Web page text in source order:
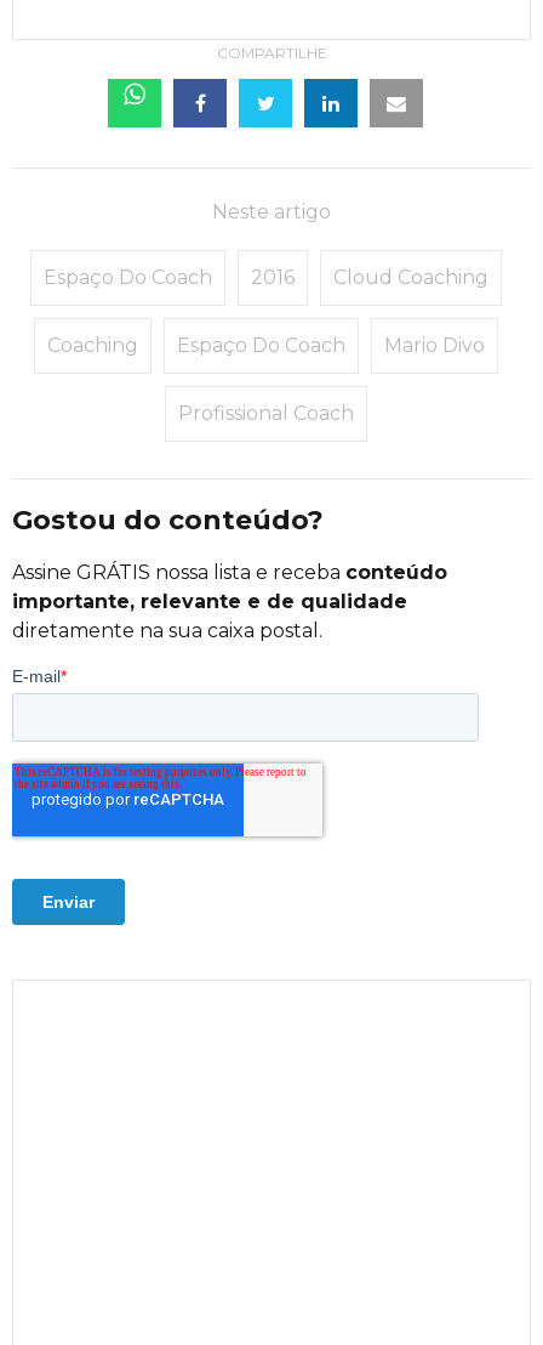
COMPARTILHE
Neste artigo
Espaço Do Coach 2016 Cloud Coaching
Coaching Espaço Do Coach Mario Divo
Profissional Coach
Gostou do conteúdo?
Assine GRÁTIS nossa lista e receba conteúdo
importante, relevante e de qualidade
diretamente na sua caixa postal.